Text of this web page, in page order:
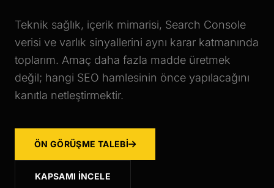
Teknik sağlık, içerik mimarisi, Search Console
verisi ve varlık sinyallerini aynı karar katmanında
toplarım. Amaç daha fazla madde üretmek
değil; hangi SEO hamlesinin önce yapılacağını
kanıtla netleştirmektir.
ÖN GÖRÜŞME TALEBI
KAPSAMI İNCELE